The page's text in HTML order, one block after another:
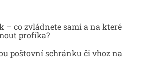
– co zvládnete sami a na které
profíka?
poštovní schránku či vhoz na